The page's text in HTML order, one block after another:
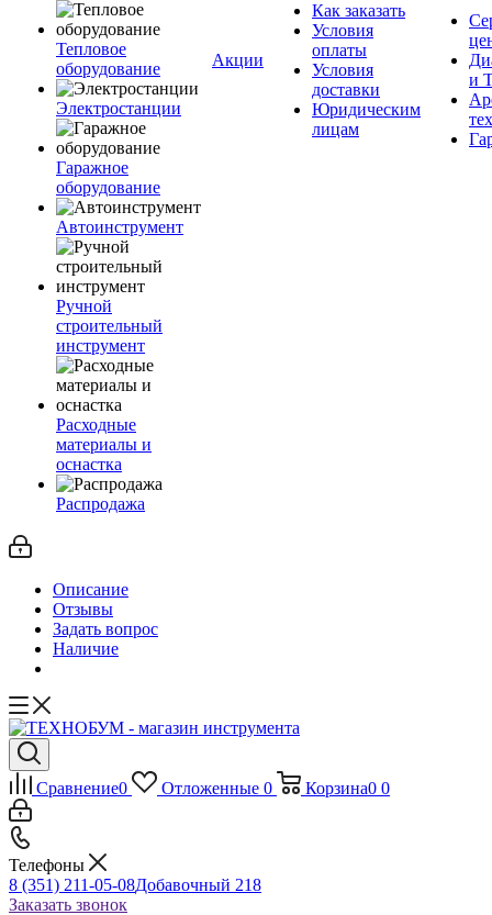
Тепловое
оборудование
Электростанции
Гаражное
оборудование
Автоинструмент
Ручной
строительный
инструмент
Расходные
материалы и
оснастка
Распродажа
Акции
Как заказать
Условия
оплаты
Условия
доставки
Юридическим
лицам
и
Описание
Отзывы
Задать вопрос
Наличие
Сравнение0 Отложенные 0 Корзина0 0
Телефоны
8 (351) 211-05-08Добавочный 218
Заказать звонок